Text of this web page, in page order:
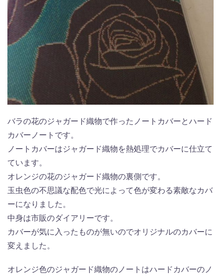
バラの花のジャガード織物で作ったノートカバーとハード
カバーノートです。
ノートカバーはジャガード織物を熱処理でカバーに仕立て
ています。
オレンジの花のジャガード織物の裏側です。
玉虫色の不思議な配色で光によって色が変わる素敵なカバ
ーになりました。
中身は市販のダイアリーです。
カバーが気に入ったものが無いのでオリジナルのカバーに
変えました。
オレンジ色のジャガード織物のノートはハードカバーのノ